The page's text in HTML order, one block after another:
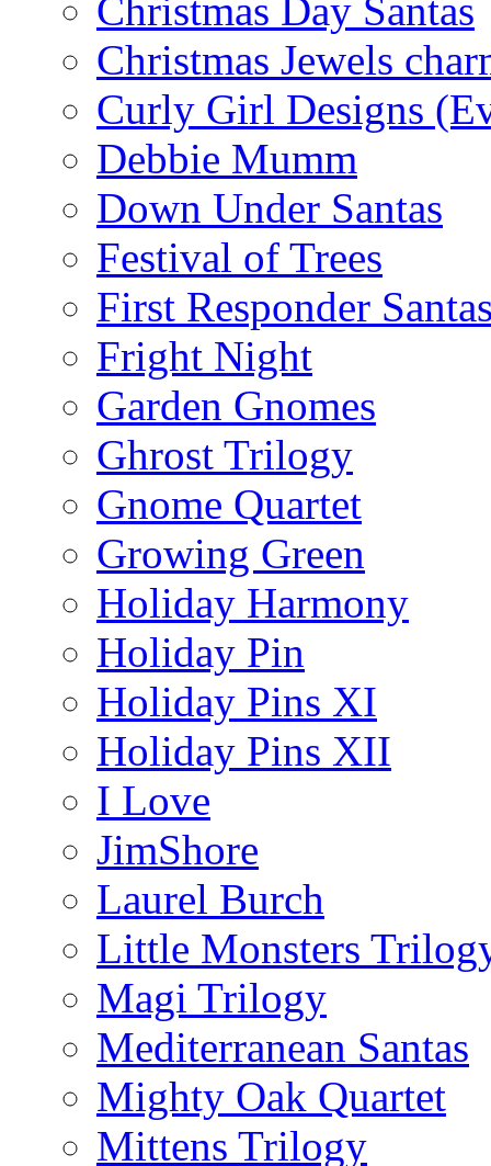
Christmas Day Santas
Christmas Jewels
Curly Girl Designs
Debbie Mumm
Down Under Santas
Festival of Trees
First Responder
Fright Night
Garden Gnomes
Ghrost Trilogy
Gnome Quartet
Growing Green
Holiday Harmony
Holiday Pin
Holiday Pins XI
Holiday Pins XII
I Love
JimShore
Laurel Burch
Little Monsters
Magi Trilogy
Mediterranean Santas
Mighty Oak Quartet
Mittens Trilogy